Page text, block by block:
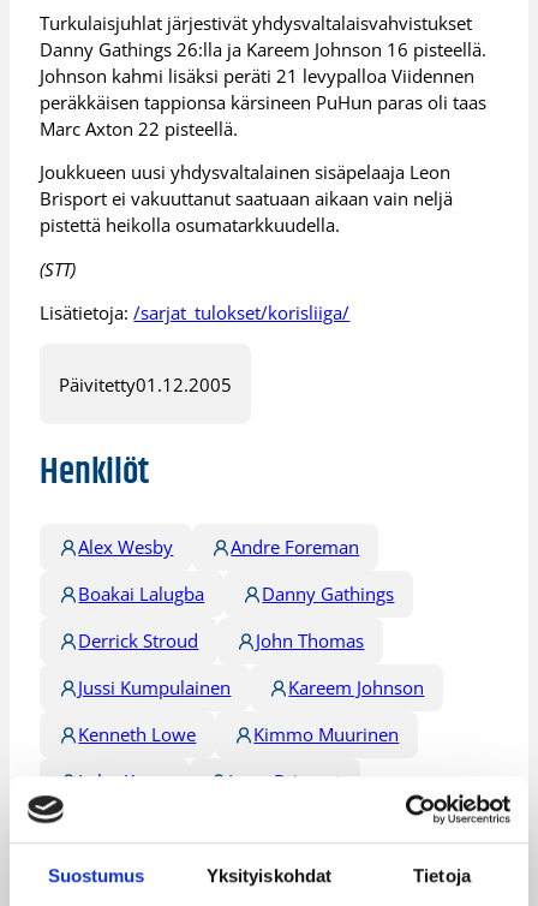
Suostumus Yksityiskohdat Tietoja
Turkulaisjuhlat järjestivät yhdysvaltalaisvahvistukset
Danny Gathings 26:lla ja Kareem Johnson 16 pisteellä.
Johnson kahmi lisäksi peräti 21 levypalloa Viidennen
peräkkäisen tappionsa kärsineen PuHun paras oli taas
Marc Axton 22 pisteellä.
Joukkueen uusi yhdysvaltalainen sisäpelaaja Leon
Brisport ei vakuuttanut saatuaan aikaan vain neljä
pistettä heikolla osumatarkkuudella.
(STT)
Lisätietoja:/sarjat_tulokset/korisliiga/
Päivitetty01.12.2005
Henkilöt
Alex Wesby
Andre Foreman
Boakai Lalugba
Danny Gathings
Derrick Stroud
John Thomas
Jussi Kumpulainen
Kareem Johnson
Kenneth Lowe
Kimmo Muurinen
Leho Kraav
Leon Brisport
Michael Kuebler
Monte Cummings